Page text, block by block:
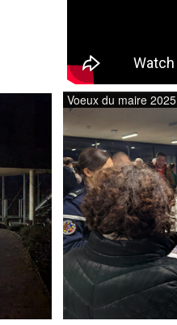
Voeux du maire 2025